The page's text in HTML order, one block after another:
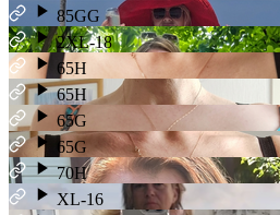
85GG
2XL-18
65H
65H
65G
65G
70H
XL-16